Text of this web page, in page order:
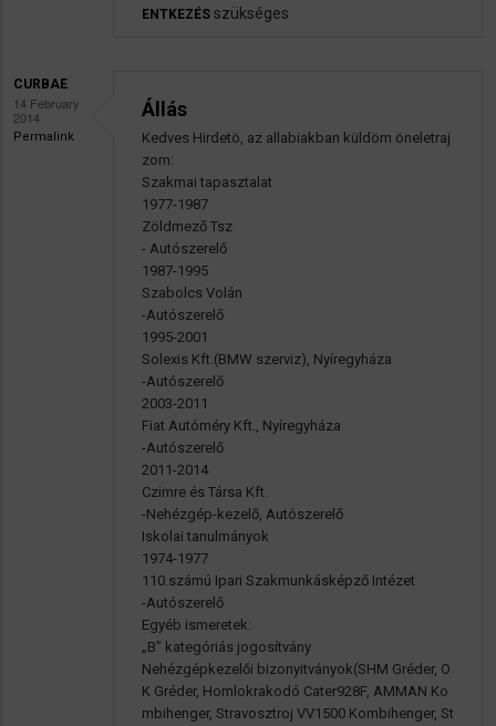
ENTKEZÉS szükséges
CURBAE
14 February
2014
Permalink
Állás
Kedves Hirdetö, az allabiakban küldöm öneletraj
zom:
Szakmai tapasztalat
1977-1987
Zöldmező Tsz
- Autószerelő
1987-1995
Szabolcs Volán
-Autószerelő
1995-2001
Solexis Kft.(BMW szerviz), Nyíregyháza
-Autószerelő
2003-2011
Fiat Autóméry Kft., Nyíregyháza
-Autószerelő
2011-2014
Czimre és Társa Kft.
-Nehézgép-kezelő, Autószerelő
Iskolai tanulmányok
1974-1977
110.számú Ipari Szakmunkásképző Intézet
-Autószerelő
Egyéb ismeretek:
„B” kategóriás jogosítvány
Nehézgépkezelői bizonyitványok(SHM Gréder, O
K Gréder, Homlokrakodó Cater928F, AMMAN Ko
mbihenger, Stravosztroj VV1500 Kombihenger, St